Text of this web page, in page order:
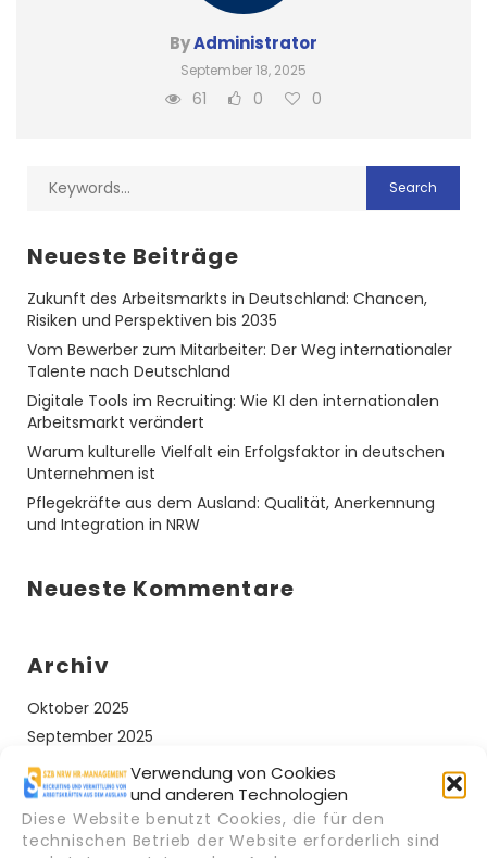
Verwendung von Cookies
und anderen Technologien
Diese Website benutzt Cookies, die für den
technischen Betrieb der Website erforderlich sind
ByAdministrator
September 18, 2025
61 0 0
Neueste Beiträge
Zukunft des Arbeitsmarkts in Deutschland: Chancen,
Risiken und Perspektiven bis 2035
Vom Bewerber zum Mitarbeiter: Der Weg internationaler
Talente nach Deutschland
Digitale Tools im Recruiting: Wie KI den internationalen
Arbeitsmarkt verändert
Warum kulturelle Vielfalt ein Erfolgsfaktor in deutschen
Unternehmen ist
Pflegekräfte aus dem Ausland: Qualität, Anerkennung
und Integration in NRW
Neueste Kommentare
Archiv
Oktober 2025
September 2025
Kategorien
Arbeiten in Deutschland